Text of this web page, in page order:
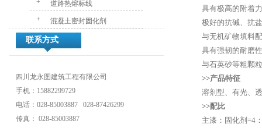
+
道路热熔标线
+
混凝土密封固化剂
联系方式
四川龙永图建筑工程有限公司
手机：15882299729
电话：028-85003887 028-87426299
传真： 028-85003887
具有极高的附着
极好的抗碱、抗
与无机矿物填料
具有强韧的耐磨
与石英砂等粗颗
>>产品特征
溶剂型、有光、
>>配比
主漆：固化剂=4